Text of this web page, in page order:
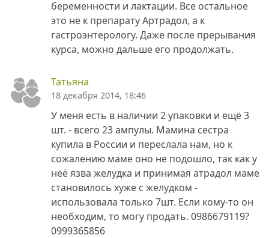
беременности и лактации. Все остальное
это не к препарату Артрадол, а к
гастроэнтерологу. Даже после прерывания
курса, можно дальше его продолжать.
Татьяна
18 декабря 2014, 18:46
У меня есть в наличии 2 упаковки и ещё 3
шт. - всего 23 ампулы. Мамина сестра
купила в России и переслала нам, но к
сожалению маме оно не подошло, так как у
неё язва желудка и принимая атрадол маме
становилось хуже с желудком -
использовала только 7шт. Если кому-то он
необходим, то могу продать. 0986679119?
0999365856